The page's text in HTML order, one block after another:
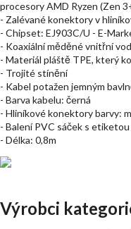
procesory AMD Ryzen (Zen
- Zalévané konektory v
- Chipset: EJ903C/U - E-
- Koaxiální měděné vnitřní
- Materiál pláště TPE, který
- Trojité stínění
- Kabel potažen jemným
- Barva kabelu: černá
- Hliníkové konektory barvy:
- Balení PVC sáček s etiketou
- Délka: 0,8m
Výrobci